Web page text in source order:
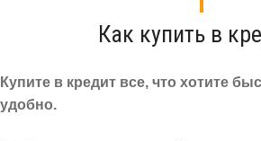
Как купить в
Купите в кредит все, что хотите
удобно.